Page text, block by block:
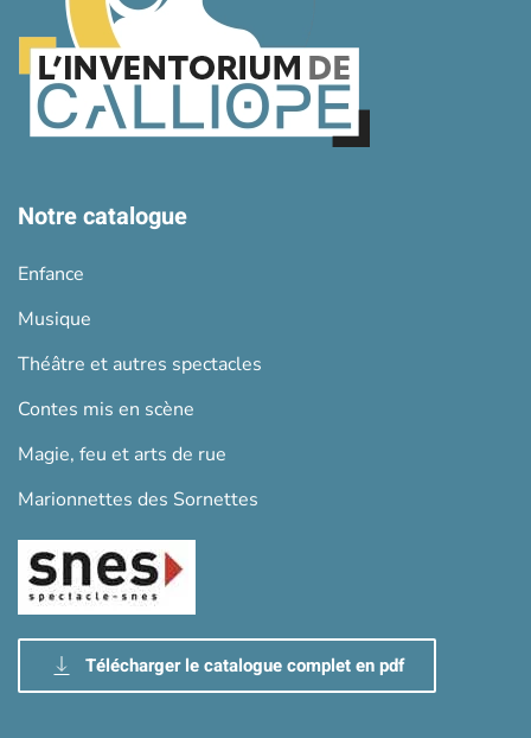
Notre catalogue
Enfance
Musique
Théâtre et autres spectacles
Contes mis en scène
Magie, feu et arts de rue
Marionnettes des Sornettes
Télécharger le catalogue complet en pdf